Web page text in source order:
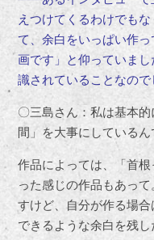
えつけてくるわけでも
て、余白をいっぱい作
画です」と仰っていま
識されていることなので
〇三島さん：私は基本
間」を大事にしているん
作品によっては、「首
った感じの作品もあっ
すけど、自分が作る場
できるような余白を残し